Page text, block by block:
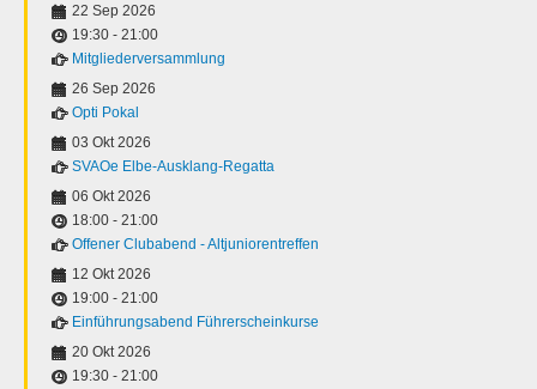
22 Sep 2026
19:30 - 21:00
Mitgliederversammlung
26 Sep 2026
Opti Pokal
03 Okt 2026
SVAOe Elbe-Ausklang-Regatta
06 Okt 2026
18:00 - 21:00
Offener Clubabend - Altjuniorentreffen
12 Okt 2026
19:00 - 21:00
Einführungsabend Führerscheinkurse
20 Okt 2026
19:30 - 21:00